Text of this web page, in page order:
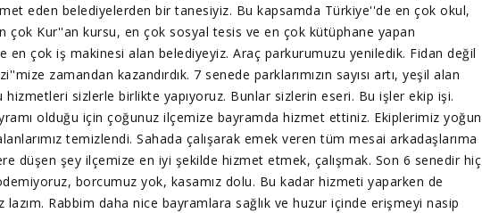
eden belediyelerden bir tanesiyiz. Bu kapsamda Türkiye''de en çok okul,
çok Kur''an kursu, en çok sosyal tesis ve en çok kütüphane yapan
en çok iş makinesi alan belediyeyiz. Araç parkurumuzu yeniledik. Fidan değil
zamandan kazandırdık. 7 senede parklarımızın sayısı artı, yeşil alan
hizmetleri sizlerle birlikte yapıyoruz. Bunlar sizlerin eseri. Bu işler ekip işi.
olduğu için çoğunuz ilçemize bayramda hizmet ettiniz. Ekiplerimiz yoğun
temizlendi. Sahada çalışarak emek veren tüm mesai arkadaşlarıma
düşen şey ilçemize en iyi şekilde hizmet etmek, çalışmak. Son 6 senedir hiç
borcumuz yok, kasamız dolu. Bu kadar hizmeti yaparken de
lazım. Rabbim daha nice bayramlara sağlık ve huzur içinde erişmeyi nasip